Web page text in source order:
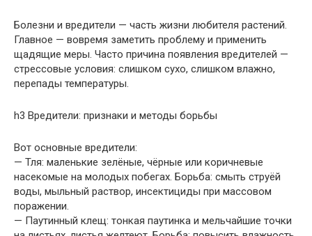
Болезни и вредители — часть жизни любителя растений.
Главное — вовремя заметить проблему и применить
щадящие меры. Часто причина появления вредителей —
стрессовые условия: слишком сухо, слишком влажно,
перепады температуры.
h3 Вредители: признаки и методы борьбы
Вот основные вредители:
— Тля: маленькие зелёные, чёрные или коричневые
насекомые на молодых побегах. Борьба: смыть струёй
воды, мыльный раствор, инсектициды при массовом
поражении.
— Паутинный клещ: тонкая паутинка и мельчайшие точки